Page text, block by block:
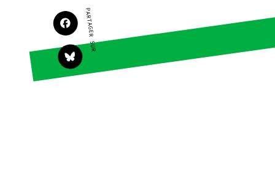
Agir au quotidien
Soutenir les
Transmettre tout ou
partie de son
patrimoine
Finance
Forêts
PARTAGER SUR